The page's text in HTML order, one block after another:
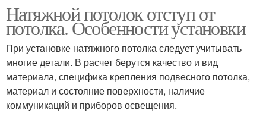
Натяжной потолок отступ от
потолка. Особенности установки
При установке натяжного потолка следует учитывать
многие детали. В расчет берутся качество и вид
материала, специфика крепления подвесного потолка,
материал и состояние поверхности, наличие
коммуникаций и приборов освещения.